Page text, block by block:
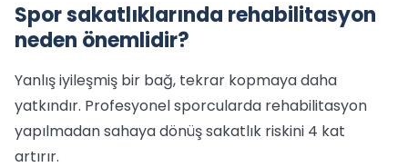
Spor sakatlıklarında rehabilitasyon
neden önemlidir?
Yanlış iyileşmiş bir bağ, tekrar kopmaya daha
yatkındır. Profesyonel sporcularda rehabilitasyon
yapılmadan sahaya dönüş sakatlık riskini 4 kat
artırır.